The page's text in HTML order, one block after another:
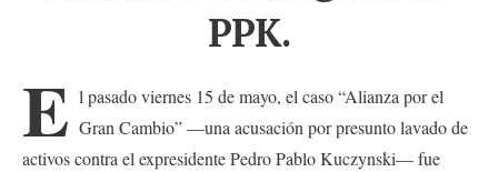
PPK.
E l pasado viernes 15 de mayo, el caso “Alianza por el
Gran Cambio” —una acusación por presunto lavado de
activos contra el expresidente Pedro Pablo Kuczynski— fue